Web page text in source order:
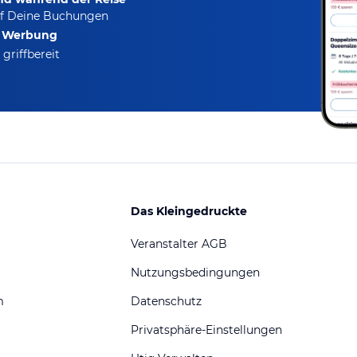
Deine Buchungen
griffbereit
Das Kleingedruckte
Veranstalter AGB
Nutzungsbedingungen
Datenschutz
Privatsphäre-Einstellungen